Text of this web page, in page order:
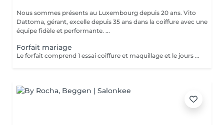
Nous sommes présents au Luxembourg depuis 20 ans. Vito
Dattoma, gérant, excelle depuis 35 ans dans la coiffure avec une
équipe fidèle et performante. ...
Forfait mariage
Le forfait comprend 1 essai coiffure et maquillage et le jours du mariage